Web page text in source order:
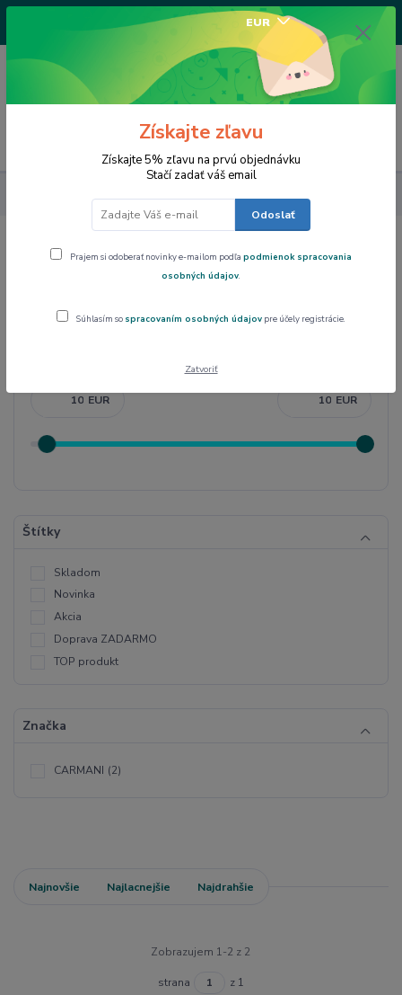
EUR
/Po-Pi 9-17 hod/
0,00 EUR
Bytový textil Zástery
Zástery
EUR EUR
Štítky
Skladom
Novinka
Akcia
Doprava ZADARMO
TOP produkt
Značka
CARMANI (2)
Najnovšie Najlacnejšie Najdrahšie
Zobrazujem 1-2 z 2
strana z 1
Získajte zľavu
Získajte 5% zľavu na prvú objednávku
Stačí zadať váš email
Odoslať
Prajem si odoberať novinky e-mailom podľa podmienok spracovania
osobných údajov.
Súhlasím so spracovaním osobných údajov pre účely registrácie.
Zatvoriť